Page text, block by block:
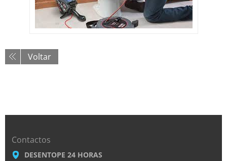
Voltar
Contactos
DESENTOPE 24 HORAS